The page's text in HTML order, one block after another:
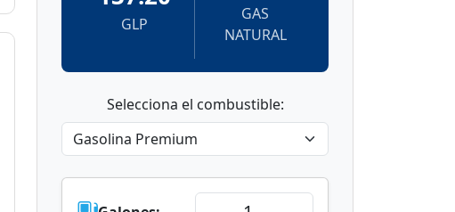
GLP
GAS
NATURAL
Selecciona el combustible: